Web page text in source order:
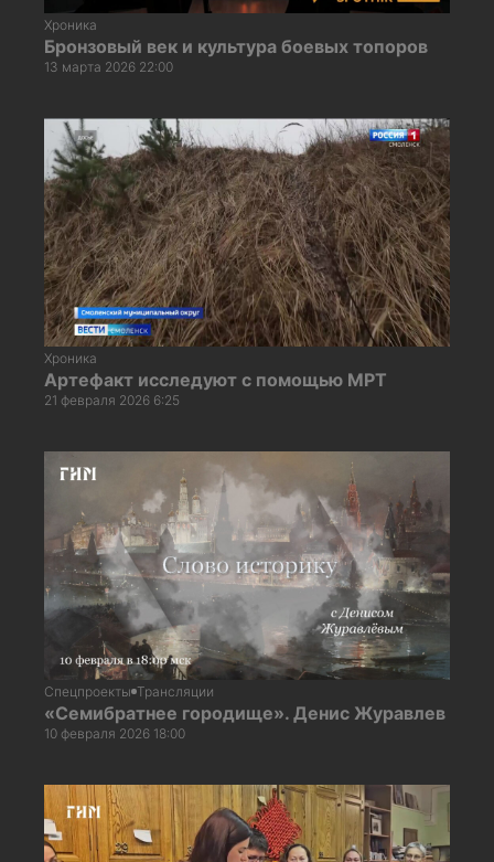
Хроника
Бронзовый век и культура боевых топоров
13 марта 2026 22:00
Хроника
Артефакт исследуют с помощью МРТ
21 февраля 2026 6:25
Спецпроекты Трансляции
«Семибратнее городище». Денис Журавлев
10 февраля 2026 18:00